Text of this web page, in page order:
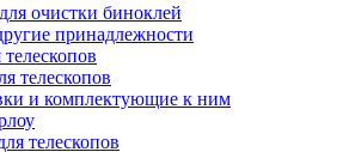
очистки биноклей
принадлежности
телескопов
и комплектующие к ним
телескопов